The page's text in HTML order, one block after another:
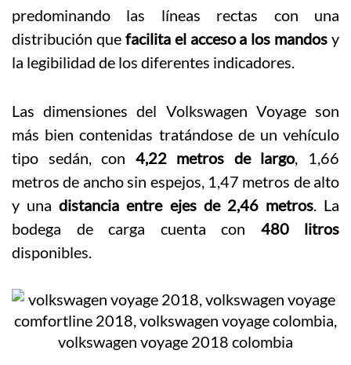
predominando las líneas rectas con una
distribución que facilita el acceso a los mandos y
la legibilidad de los diferentes indicadores.
Las dimensiones del Volkswagen Voyage son
más bien contenidas tratándose de un vehículo
tipo sedán, con 4,22 metros de largo, 1,66
metros de ancho sin espejos, 1,47 metros de alto
y unadistancia entre ejes de 2,46 metros. La
bodega de carga cuenta con 480 litros
disponibles.